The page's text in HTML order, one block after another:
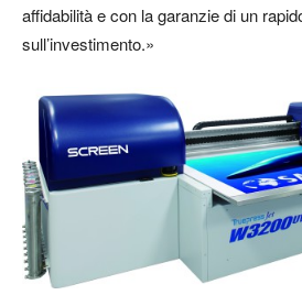
affidabilità e con la garanzie di un
sull’investimento.»